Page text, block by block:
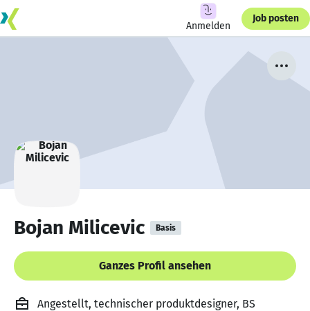
Anmelden
Job posten
Bojan Milicevic Basis
Ganzes Profil ansehen
Angestellt, technischer produktdesigner, BS